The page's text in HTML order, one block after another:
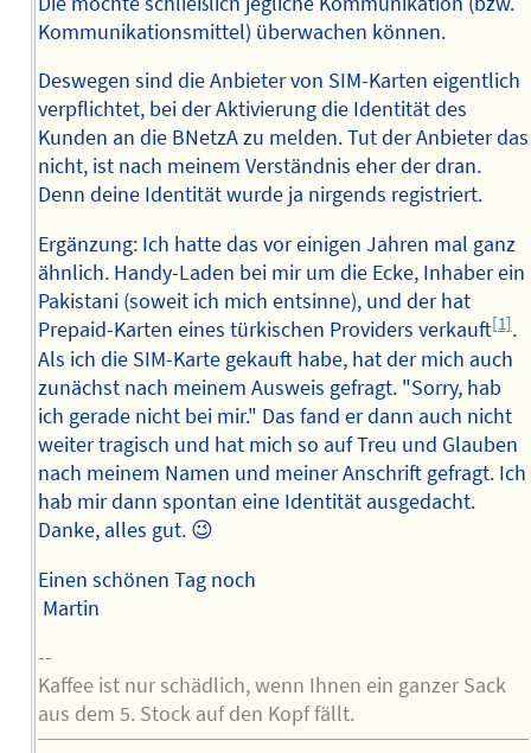
Kommunikationsmittel) überwachen können.
Deswegen sind die Anbieter von SIM-Karten eigentlich
verpflichtet, bei der Aktivierung die Identität des
Kunden an die BNetzA zu melden. Tut der Anbieter das
nicht, ist nach meinem Verständnis eher der dran.
Denn deine Identität wurde ja nirgends registriert.
Ergänzung: Ich hatte das vor einigen Jahren mal ganz
ähnlich. Handy-Laden bei mir um die Ecke, Inhaber ein
Pakistani (soweit ich mich entsinne), und der hat
Prepaid-Karten eines türkischen Providers verkauft[1].
Als ich die SIM-Karte gekauft habe, hat der mich auch
zunächst nach meinem Ausweis gefragt. "Sorry, hab
ich gerade nicht bei mir." Das fand er dann auch nicht
weiter tragisch und hat mich so auf Treu und Glauben
nach meinem Namen und meiner Anschrift gefragt. Ich
hab mir dann spontan eine Identität ausgedacht.
Danke, alles gut. 😉
Einen schönen Tag noch
Martin
--
Kaffee ist nur schädlich, wenn Ihnen ein ganzer Sack
aus dem 5. Stock auf den Kopf fällt.